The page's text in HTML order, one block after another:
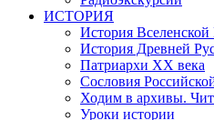
ИСТОРИЯ
История
История Древней
Патриархи XX века
Сословия
Ходим в архивы.
Уроки истории